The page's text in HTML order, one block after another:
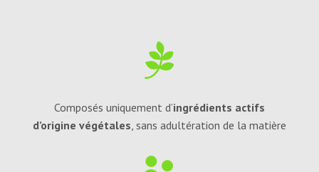
Composés uniquement d’ingrédients actifs
d’origine végétales , sans adultération de la matière